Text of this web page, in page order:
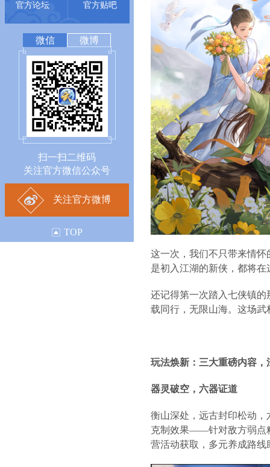
官方论坛 官方贴吧
微信 微博
扫一扫二维码
关注官方微信公众号
关注官方微博
TOP
这一次，我们不只带来情
是初入江湖的新侠，都将
还记得第一次踏入七侠镇
载同行，无限山海。这场武
玩法焕新：三大重磅内容，
器灵破空，六器证道
衡山深处，远古封印松动
克制效果——针对敌方弱点
营活动获取，多元养成路